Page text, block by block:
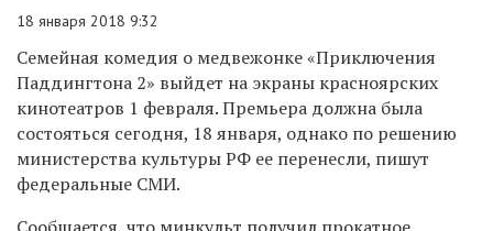
18 января 2018 9:32
Семейная комедия о медвежонке «Приключения
Паддингтона 2» выйдет на экраны красноярских
кинотеатров 1 февраля. Премьера должна была
состояться сегодня, 18 января, однако по решению
министерства культуры РФ ее перенесли, пишут
федеральные СМИ.
Сообщается, что минкульт получил прокатное